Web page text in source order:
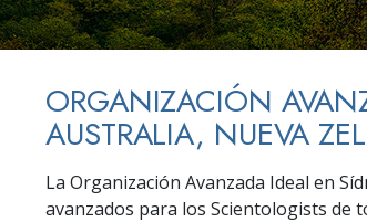
ORGANIZACIÓN
AUSTRALIA, NUEVA
La Organización Avanzada Ideal en
avanzados para los Scientologists de